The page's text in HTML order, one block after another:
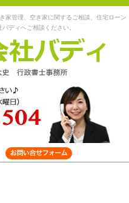
家管理、空き家に関するご相談、住宅ローン
ディへご相談ください。